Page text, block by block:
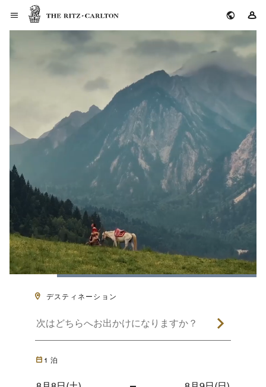
ザ・リッツ・カールトン
Pause Unmute
Loaded:
デスティネーション
1 泊